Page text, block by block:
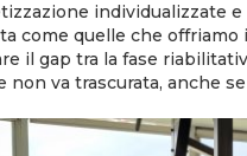
individualizzate
come quelle che
il gap tra la fase
non va trascurata, anche